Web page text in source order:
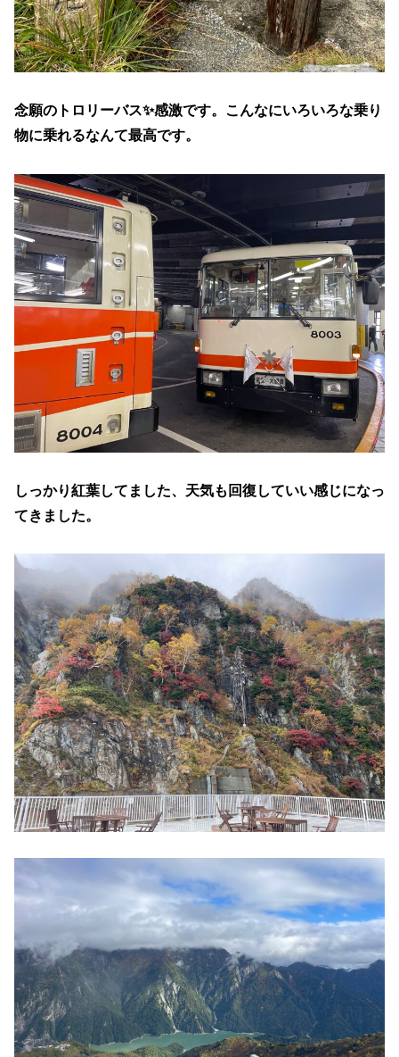
念願のトロリーバス✨感激です。こんなにいろいろな乗り
物に乗れるなんて最高です。
しっかり紅葉してました、天気も回復していい感じになっ
てきました。